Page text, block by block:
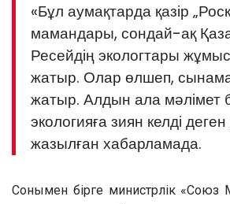
«Бұл аумақтарда қазір
мамандары, сондай-ақ
Ресейдің экологтары жұмыс
жатыр. Олар өлшеп, сынама
жатыр. Алдын ала мәлімет
экологияға зиян келді
жазылған хабарламада.
Сонымен бірге министрлік